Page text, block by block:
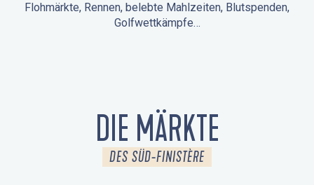
Flohmärkte, Rennen, belebte Mahlzeiten, Blutspenden,
Golfwettkämpfe…
DIE MÄRKTE
DES SÜD-FINISTÈRE